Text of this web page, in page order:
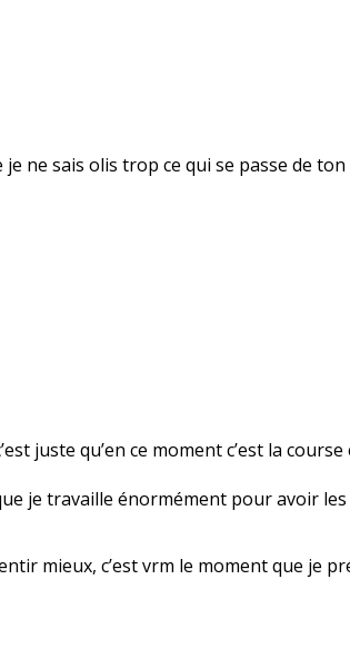
ne sais olis trop ce qui se passe de
juste qu’en ce moment c’est la
je travaille énormément pour avoir
mieux, c’est vrm le moment que je